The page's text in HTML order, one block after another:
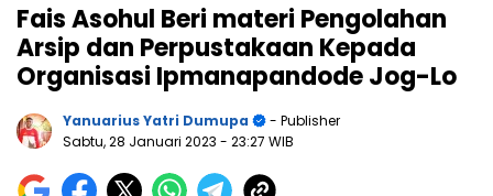
Fais Asohul Beri materi Pengolahan
Arsip dan Perpustakaan Kepada
Organisasi Ipmanapandode Jog-Lo
Yanuarius Yatri Dumupa
- Publisher
Sabtu, 28 Januari 2023 - 23:27 WIB